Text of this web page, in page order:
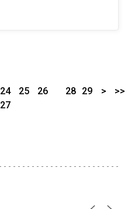
24 25
26
27
28 29 > >>